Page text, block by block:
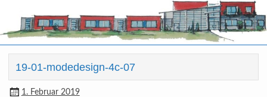
19-01-modedesign-4c-07
1. Februar 2019